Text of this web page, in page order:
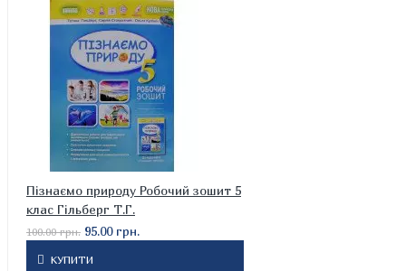
Пізнаємо природу Робочий зошит 5
клас Гільберг Т.Г.
100.00 грн. 95.00 грн.
КУПИТИ